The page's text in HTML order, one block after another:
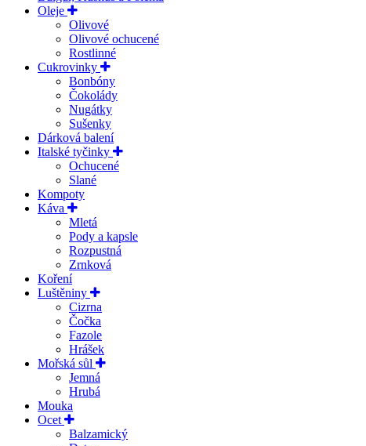
Oleje
Olivové
Olivové ochucené
Rostlinné
Cukrovinky
Bonbóny
Čokolády
Nugátky
Sušenky
Dárková balení
Italské tyčinky
Ochucené
Slané
Kompoty
Káva
Mletá
Pody a kapsle
Rozpustná
Zrnková
Koření
Luštěniny
Cizrna
Čočka
Fazole
Hrášek
Mořská sůl
Jemná
Hrubá
Mouka
Ocet
Balzamický